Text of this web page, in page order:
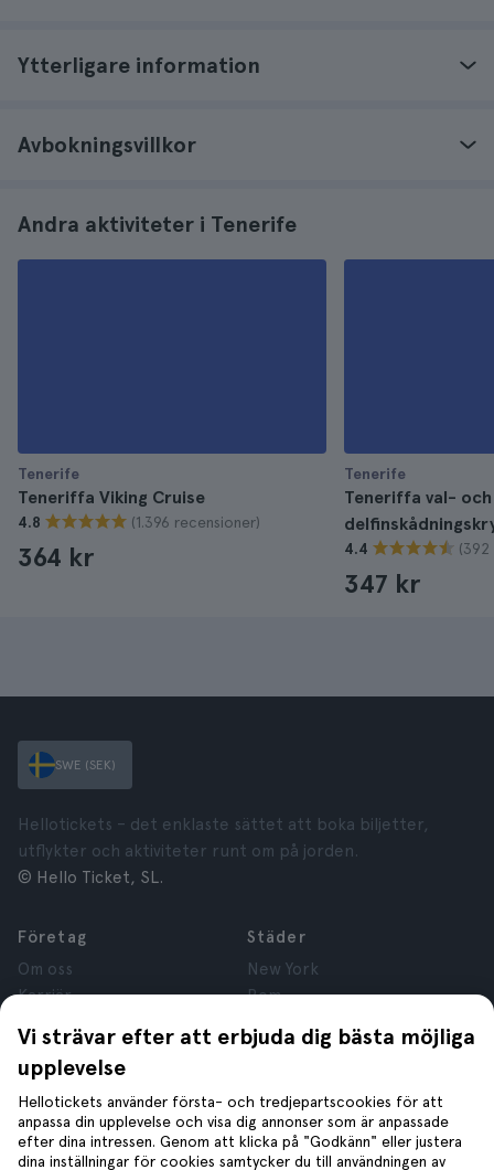
Ytterligare information
Avbokningsvillkor
Andra aktiviteter i Tenerife
Tenerife
Teneriffa Viking Cruise
4.8 (1.396 recensioner)
364 kr
Tenerife
Teneriffa val- och
4.4 (392
347 kr
Vi strävar efter att erbjuda dig bästa möjliga
upplevelse
Hellotickets använder första- och tredjepartscookies för att
anpassa din upplevelse och visa dig annonser som är anpassade
efter dina intressen. Genom att klicka på "Godkänn" eller justera
dina inställningar för cookies samtycker du till användningen av
SWE (SEK)
Hellotickets – det enklaste sättet att boka biljetter,
utflykter och aktiviteter runt om på jorden.
© Hello Ticket, SL.
Företag
Om oss
Karriär
Recensioner
Sekretess
Regler och villkor
Juridisk Rådgivning
Cookies
Städer
New York
Rom
London
Kraków
Tenerife